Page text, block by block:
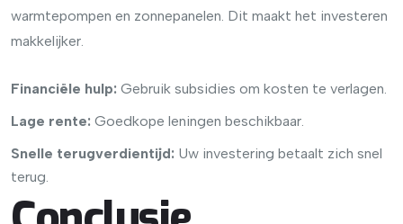
warmtepompen en zonnepanelen. Dit maakt het investeren
makkelijker.
Financiële hulp: Gebruik subsidies om kosten te verlagen.
Lage rente: Goedkope leningen beschikbaar.
Snelle terugverdientijd: Uw investering betaalt zich snel
terug.